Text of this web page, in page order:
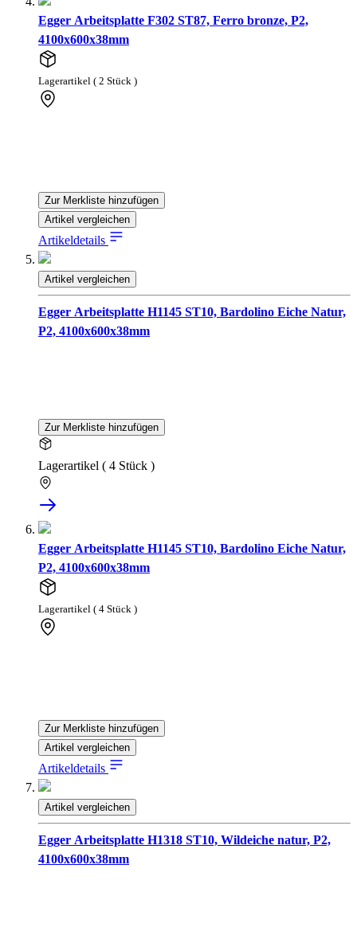
Egger Arbeitsplatte F302 ST87, Ferro bronze, P2,
4100x600x38mm
Lagerartikel ( 2 Stück )
Zur Merkliste hinzufügen
Artikel vergleichen
Artikeldetails
Artikel vergleichen
Egger Arbeitsplatte H1145 ST10, Bardolino Eiche Natur,
P2, 4100x600x38mm
Zur Merkliste hinzufügen
Lagerartikel ( 4 Stück )
Egger Arbeitsplatte H1145 ST10, Bardolino Eiche Natur,
P2, 4100x600x38mm
Lagerartikel ( 4 Stück )
Zur Merkliste hinzufügen
Artikel vergleichen
Artikeldetails
Artikel vergleichen
Egger Arbeitsplatte H1318 ST10, Wildeiche natur, P2,
4100x600x38mm